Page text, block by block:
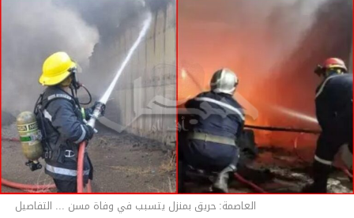
العاصمة: حريق بمنزل يتسبب في وفاة مسن ... التفاصيل